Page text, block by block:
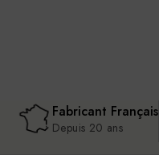
Fabricant Français
Depuis 20 ans